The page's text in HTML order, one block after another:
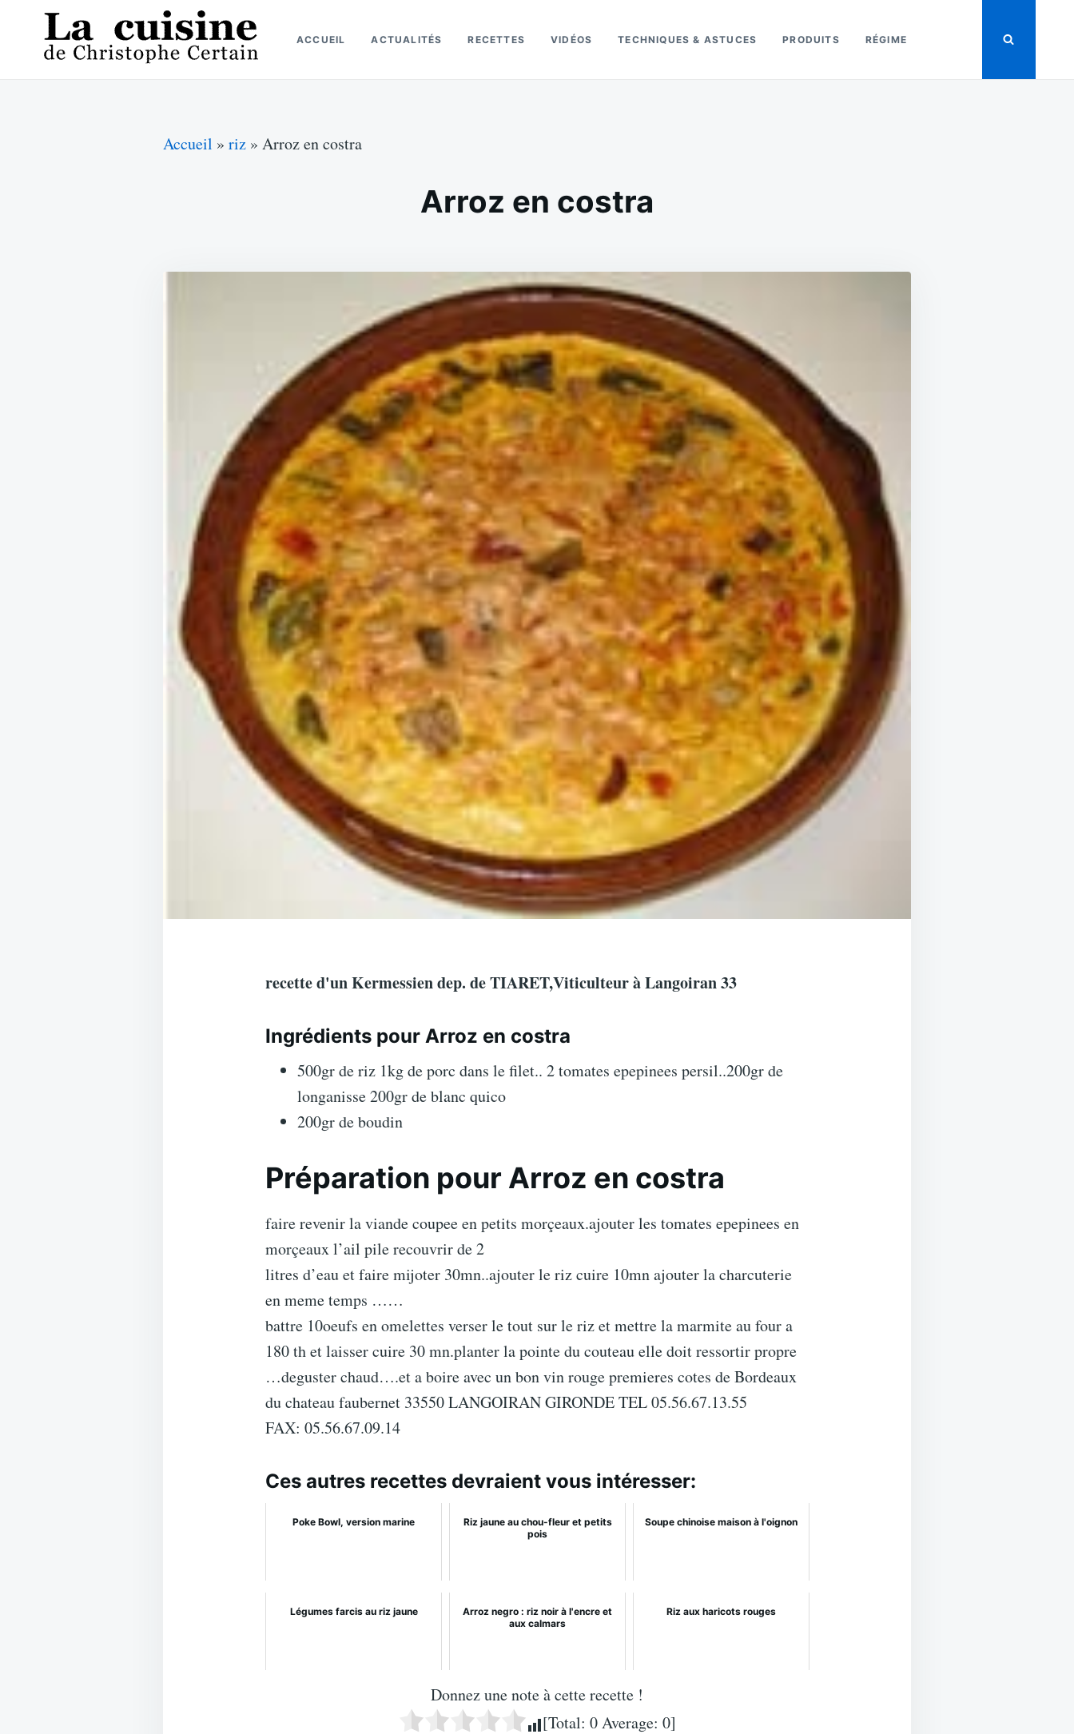
content
for:
ACCUEIL ACTUALITÉS RECETTES VIDÉOS TECHNIQUES & ASTUCES PRODUITS RÉGIME
Accueil » riz » Arroz en costra
Arroz en costra
recette d'un Kermessien dep. de TIARET,Viticulteur à Langoiran 33
Ingrédients pour Arroz en costra
500gr de riz 1kg de porc dans le filet.. 2 tomates epepinees persil..200gr de
longanisse 200gr de blanc quico
200gr de boudin
Préparation pour Arroz en costra
faire revenir la viande coupee en petits morçeaux.ajouter les tomates epepinees en
morçeaux l’ail pile recouvrir de 2
litres d’eau et faire mijoter 30mn..ajouter le riz cuire 10mn ajouter la charcuterie
en meme temps ……
battre 10oeufs en omelettes verser le tout sur le riz et mettre la marmite au four a
180 th et laisser cuire 30 mn.planter la pointe du couteau elle doit ressortir propre
…deguster chaud….et a boire avec un bon vin rouge premieres cotes de Bordeaux
du chateau faubernet 33550 LANGOIRAN GIRONDE TEL 05.56.67.13.55
FAX: 05.56.67.09.14
Ces autres recettes devraient vous intéresser:
Poke Bowl, version marine
Riz jaune au chou-fleur et petits
pois
Soupe chinoise maison à l'oignon
Légumes farcis au riz jaune
Arroz negro : riz noir à l'encre et
aux calmars
Riz aux haricots rouges
Donnez une note à cette recette !
[Total: 0Average: 0]